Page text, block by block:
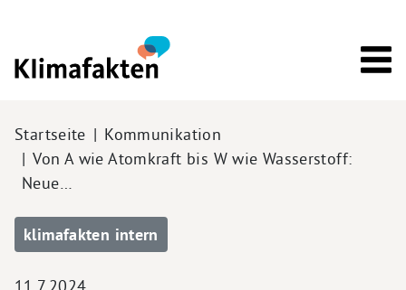
Pfadnavigation
Startseite
Kommunikation
Von A wie Atomkraft bis W wie Wasserstoff:
Neue…
klimafakten intern